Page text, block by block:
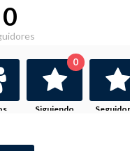
0
Siguiendo
0